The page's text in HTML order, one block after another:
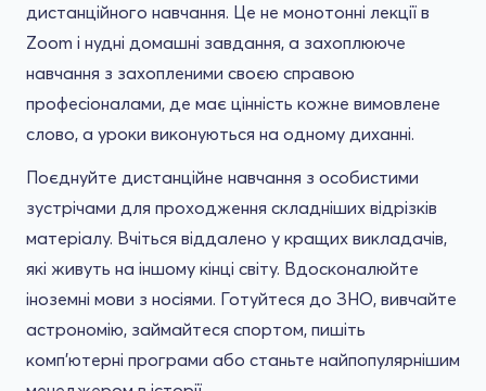
дистанційного навчання. Це не монотонні лекції в
Zoom і нудні домашні завдання, а захоплююче
навчання з захопленими своєю справою
професіоналами, де має цінність кожне вимовлене
слово, а уроки виконуються на одному диханні.
Поєднуйте дистанційне навчання з особистими
зустрічами для проходження складніших відрізків
матеріалу. Вчіться віддалено у кращих викладачів,
які живуть на іншому кінці світу. Вдосконалюйте
іноземні мови з носіями. Готуйтеся до ЗНО, вивчайте
астрономію, займайтеся спортом, пишіть
комп'ютерні програми або станьте найпопулярнішим